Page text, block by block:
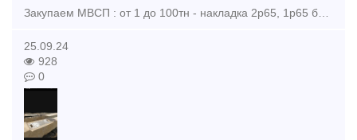
Закупаем МВСП : от 1 до 100тн - накладка 2р65, 1р65 бу - подкладка КД65 бу - подкладка КБ65 бу - подкладка Д65 бу - болт клеммный 22х75 в сборе бу - болт закладной 22х175 в сборе бу
25.09.24
928
0